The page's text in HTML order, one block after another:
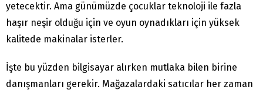
yetecektir. Ama günümüzde çocuklar teknoloji ile fazla
haşır neşir olduğu için ve oyun oynadıkları için yüksek
kalitede makinalar isterler.
İşte bu yüzden bilgisayar alırken mutlaka bilen birine
danışmanları gerekir. Mağazalardaki satıcılar her zaman